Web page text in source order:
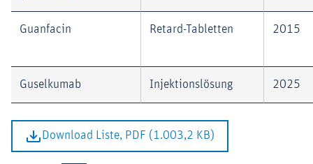
Guanfacin Retard-Tabletten 2015
Guselkumab Injektionslösung 2025
Download Liste, PDF (1.003,2 KB)